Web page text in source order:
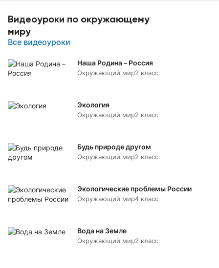
Видеоуроки по окружающему
миру
Все видеоуроки
Наша Родина – Россия
Окружающий мир2 класс
Экология
Окружающий мир2 класс
Будь природе другом
Окружающий мир2 класс
Экологические проблемы России
Окружающий мир4 класс
Вода на Земле
Окружающий мир2 класс